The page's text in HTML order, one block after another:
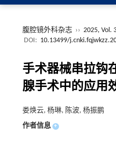
腹腔镜外科杂志 ›› 2025, Vol.
DOI: 10.13499/
手术器械串拉钩
腺手术中的应用
娄焕云, 杨琳, 陈波, 杨振鹏
作者信息 +